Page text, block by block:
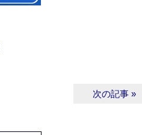
次の記事 »